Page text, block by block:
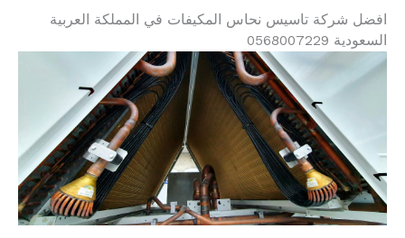
افضل شركة تاسيس نحاس المكيفات في المملكة العربية
السعودية 0568007229